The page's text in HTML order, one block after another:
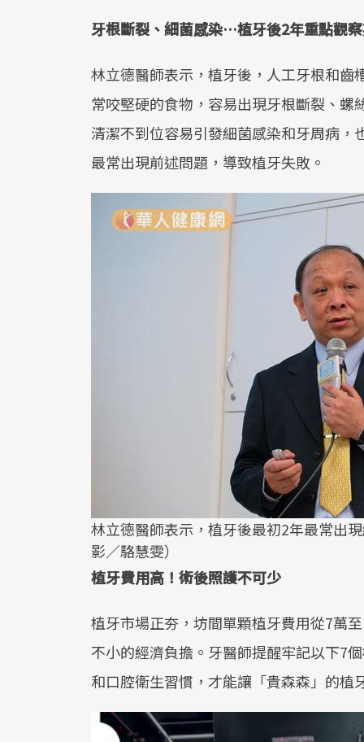
牙根斷裂、細菌感染…植牙後2年重點觀
林立德醫師表示，植牙後，人工牙根和
常咬堅硬的食物，容易出現牙根斷裂、
清潔不到位容易引發細菌感染和牙周病
最常出現前述問題，導致植牙失敗。
林立德醫師表示，植牙後最初2年最常出
影／駱慧雯）
植牙費用高！術後照護不可少
植牙市場正夯，坊間單顆植牙費用從7萬
不小的經濟負擔。牙醫師提醒牢記以下7
和口腔衛生習慣，才能讓「貴森森」的